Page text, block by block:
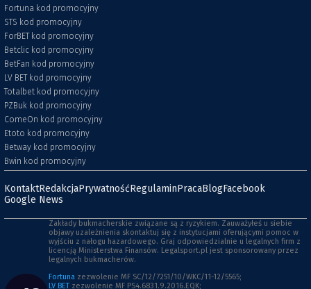
Fortuna kod promocyjny
STS kod promocyjny
ForBET kod promocyjny
Betclic kod promocyjny
BetFan kod promocyjny
LV BET kod promocyjny
Totalbet kod promocyjny
PZBuk kod promocyjny
ComeOn kod promocyjny
Etoto kod promocyjny
Betway kod promocyjny
Bwin kod promocyjny
KontaktRedakcjaPrywatnośćRegulaminPracaBlogFacebook
Google News
Zakłady bukmacherskie związane są z ryzykiem. Zauważyłeś u siebie
objawy uzależnienia skontaktuj się z instytucjami oferującymi pomoc w
wyjściu z nałogu hazardowego. Graj odpowiedzialnie u legalnych firm z
licencją Ministerstwa Finansów. Legalsport.pl jest sponsorowany przez
legalnych bukmacherów.
Fortuna zezwolenie MF SC/12/7251/10/WKC/11-12/5565;
LV BET zezwolenie MF PS4.6831.9.2016.EQK;